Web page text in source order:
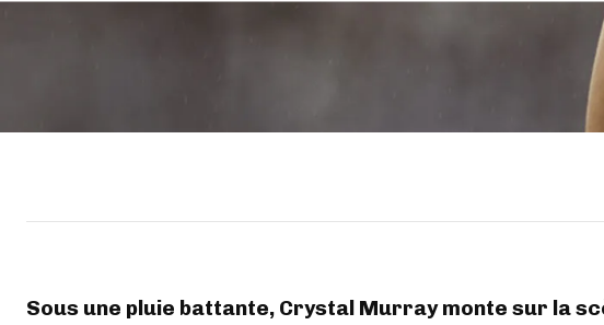
Sous une pluie battante, Crystal Murray monte sur la